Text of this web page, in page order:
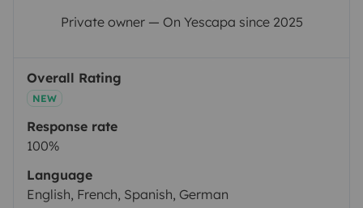
Private owner — On Yescapa since 2025
Overall Rating
NEW
Response rate
100%
Language
English, French, Spanish, German